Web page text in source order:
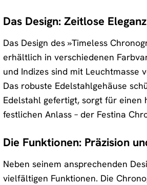
Das Design: Zeitlose
Das Design des »Timeless
erhältlich in verschiedenen
und Indizes sind mit Leuchtmasse
Das robuste Edelstahlgehäuse
Edelstahl gefertigt, sorgt für einen
festlichen Anlass – der Festina
Die Funktionen: Präzision
Neben seinem ansprechenden
vielfältigen Funktionen. Die